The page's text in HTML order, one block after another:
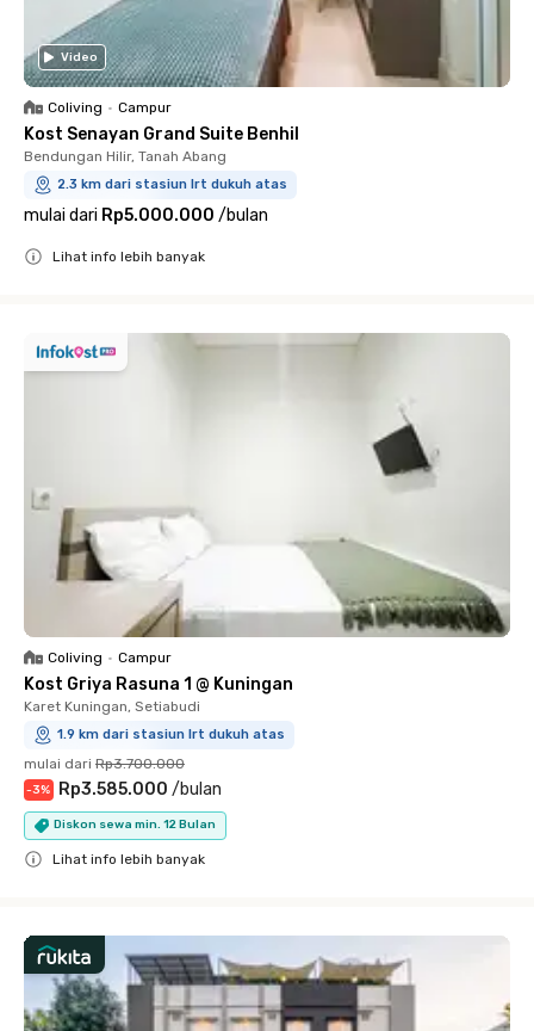
Video
Coliving • Campur
Kost Senayan Grand Suite Benhil
Bendungan Hilir, Tanah Abang
2.3 km dari stasiun lrt dukuh atas
mulai dari Rp5.000.000 /bulan
Lihat info lebih banyak
Coliving • Campur
Kost Griya Rasuna 1 @ Kuningan
Karet Kuningan, Setiabudi
1.9 km dari stasiun lrt dukuh atas
mulai dari Rp3.700.000
-3% Rp3.585.000 /bulan
Diskon sewa min. 12 Bulan
Lihat info lebih banyak